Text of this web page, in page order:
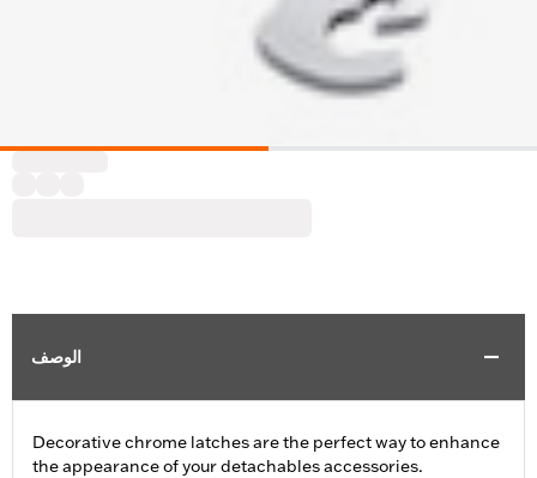
الوصف
Decorative chrome latches are the perfect way to enhance
the appearance of your detachables accessories.